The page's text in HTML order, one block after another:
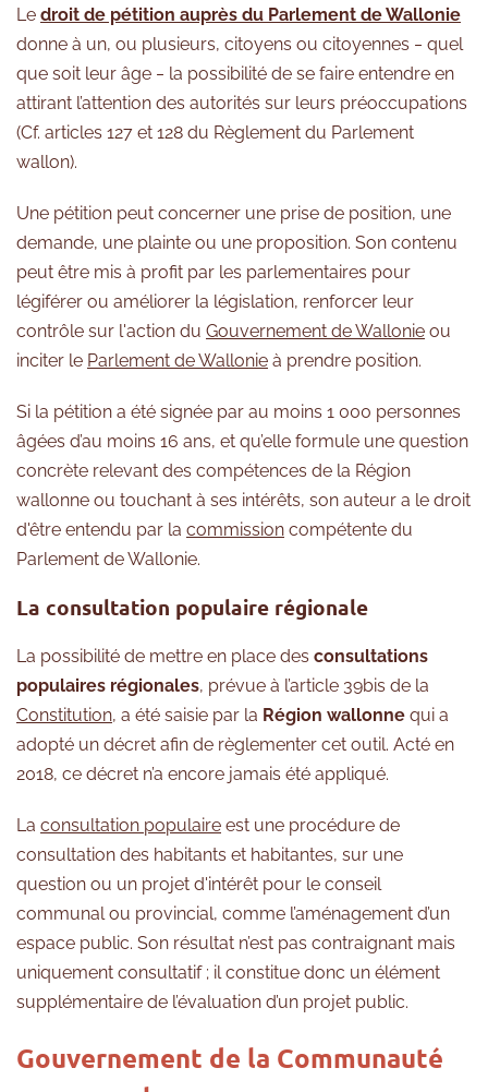
Le droit de pétition auprès du Parlement de Wallonie
donne à un, ou plusieurs, citoyens ou citoyennes ‒ quel
que soit leur âge ‒ la possibilité de se faire entendre en
attirant l’attention des autorités sur leurs préoccupations
(Cf. articles 127 et 128 du Règlement du Parlement
wallon).
Une pétition peut concerner une prise de position, une
demande, une plainte ou une proposition. Son contenu
peut être mis à profit par les parlementaires pour
légiférer ou améliorer la législation, renforcer leur
contrôle sur l'action du Gouvernement de Wallonie ou
inciter le Parlement de Wallonie à prendre position.
Si la pétition a été signée par au moins 1 000 personnes
âgées d’au moins 16 ans, et qu’elle formule une question
concrète relevant des compétences de la Région
wallonne ou touchant à ses intérêts, son auteur a le droit
d'être entendu par la commission compétente du
Parlement de Wallonie.
La consultation populaire régionale
La possibilité de mettre en place des consultations
populaires régionales, prévue à l’article 39bis de la
Constitution, a été saisie par la Région wallonne qui a
adopté un décret afin de règlementer cet outil. Acté en
2018, ce décret n’a encore jamais été appliqué.
La consultation populaire est une procédure de
consultation des habitants et habitantes, sur une
question ou un projet d'intérêt pour le conseil
communal ou provincial, comme l’aménagement d’un
espace public. Son résultat n’est pas contraignant mais
uniquement consultatif ; il constitue donc un élément
supplémentaire de l’évaluation d’un projet public.
Gouvernement de la Communauté